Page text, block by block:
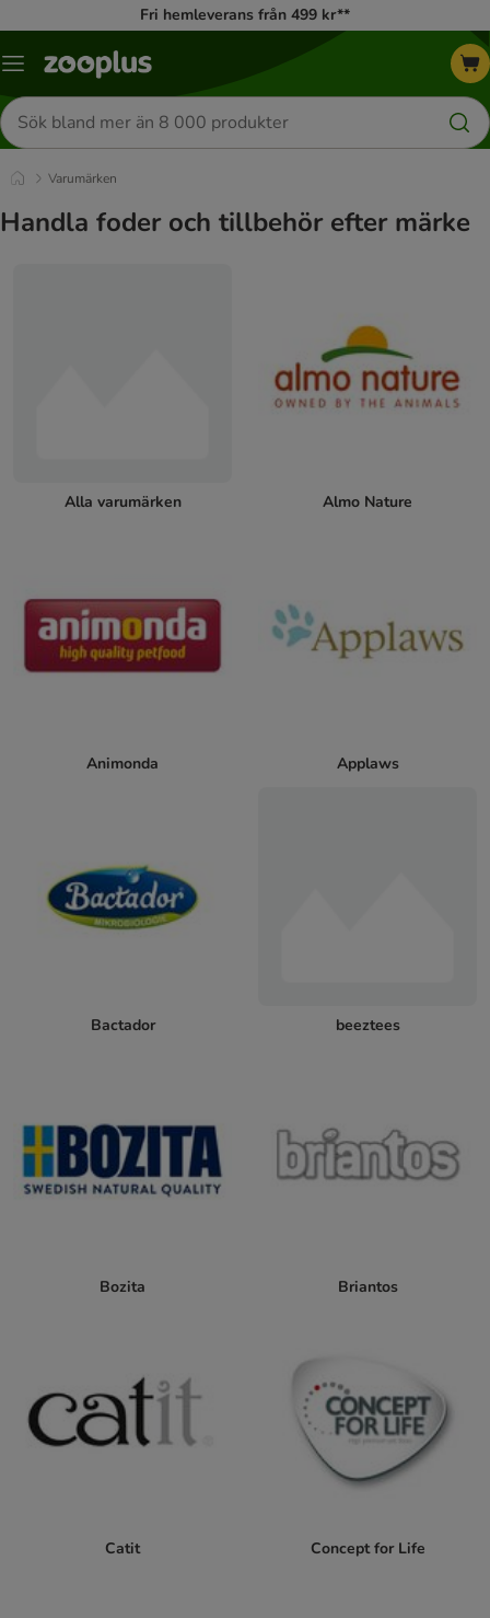
Fri hemleverans från 499 kr**
Katalogmeny
Sök
efter
produkter
Varumärken
Handla foder och tillbehör efter märke
Alla varumärken Almo Nature
Animonda Applaws
Bactador beeztees
Bozita Briantos
Catit Concept for Life